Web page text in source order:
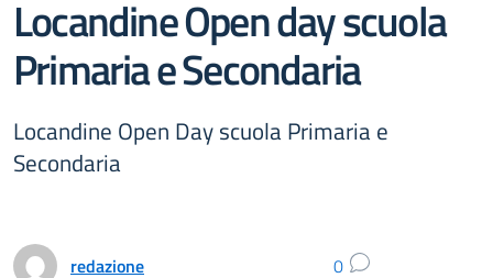
Locandine Open day scuola
Primaria e Secondaria
Locandine Open Day scuola Primaria e
Secondaria
redazione 0